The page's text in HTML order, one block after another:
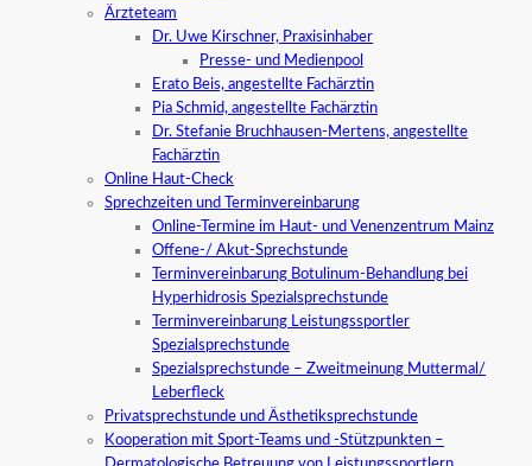
Ärzteteam
Dr. Uwe Kirschner, Praxisinhaber
Presse- und Medienpool
Erato Beis, angestellte Fachärztin
Pia Schmid, angestellte Fachärztin
Dr. Stefanie Bruchhausen-Mertens, angestellte
Fachärztin
Online Haut-Check
Sprechzeiten und Terminvereinbarung
Online-Termine im Haut- und Venenzentrum Mainz
Offene-/ Akut-Sprechstunde
Terminvereinbarung Botulinum-Behandlung bei
Hyperhidrosis Spezialsprechstunde
Terminvereinbarung Leistungssportler
Spezialsprechstunde
Spezialsprechstunde – Zweitmeinung Muttermal/
Leberfleck
Privatsprechstunde und Ästhetiksprechstunde
Kooperation mit Sport-Teams und -Stützpunkten –